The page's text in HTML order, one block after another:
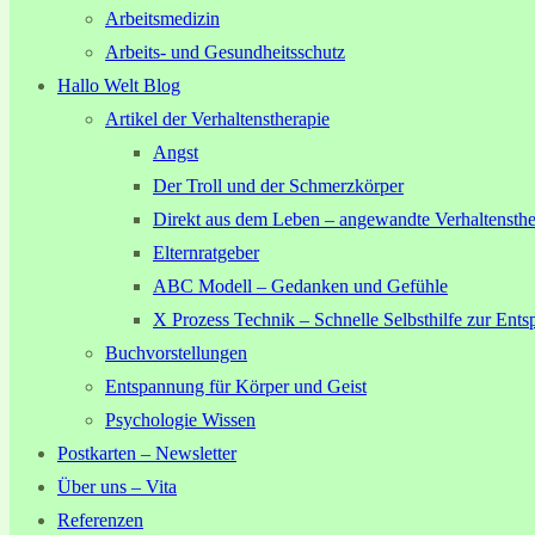
Arbeitsmedizin
Arbeits- und Gesundheitsschutz
Hallo Welt Blog
Artikel der Verhaltenstherapie
Angst
Der Troll und der Schmerzkörper
Direkt aus dem Leben – angewandte
Elternratgeber
ABC Modell – Gedanken und Gefühle
X Prozess Technik – Schnelle Selbsthilfe zur
Buchvorstellungen
Entspannung für Körper und Geist
Psychologie Wissen
Postkarten – Newsletter
Über uns – Vita
Referenzen